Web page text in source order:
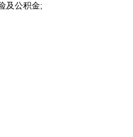
及公积金;